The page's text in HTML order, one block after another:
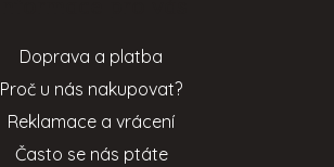
Doprava a platba
Proč u nás nakupovat?
Reklamace a vrácení
Často se nás ptáte